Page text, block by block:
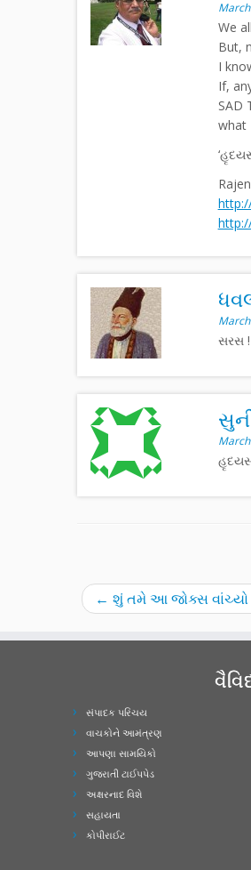
We
But,
I
If,
SAD
what
સરસ !
← શું તમે આ જોક્સ વાંચ્યો
સંપાદક પરિચય
વાચકોને આમંત્રણ
આપણા સામયિકો
ગુજરાતી ટાઈપપેડ
અક્ષરનાદ વિશે
સહાયતા
કોપીરાઈટ